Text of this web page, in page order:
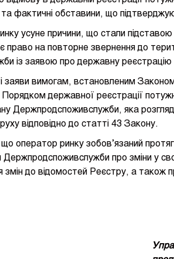
та фактичні обставини, що
усуне причини, що стали підставою
право на повторне звернення до
із заявою про державну реєстрацію
заяви вимогам, встановленим
державної реєстрації
Держпродспоживслужби, яка
відповідно до статті 43 Закону.
оператор ринку зобов’язаний
Держпродспоживслужби про зміни у
змін до відомостей Реєстру, а також